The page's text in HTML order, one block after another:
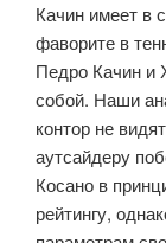
Качин имеет в
фаворите в
Педро Качин и
собой. Наши
контор не
аутсайдеру
Косано в
рейтингу,